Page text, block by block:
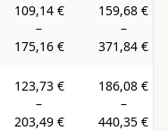
109,14 €
–
175,16 €
159,68 €
–
371,84 €
123,73 €
–
203,49 €
186,08 €
–
440,35 €